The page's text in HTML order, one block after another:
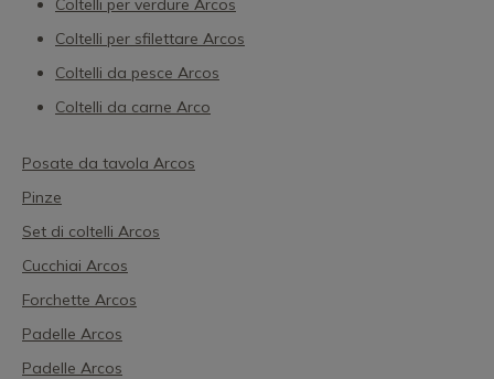
Coltelli per verdure Arcos
Coltelli per sfilettare Arcos
Coltelli da pesce Arcos
Coltelli da carne Arco
Posate da tavola Arcos
Pinze
Set di coltelli Arcos
Cucchiai Arcos
Forchette Arcos
Padelle Arcos
Padelle Arcos